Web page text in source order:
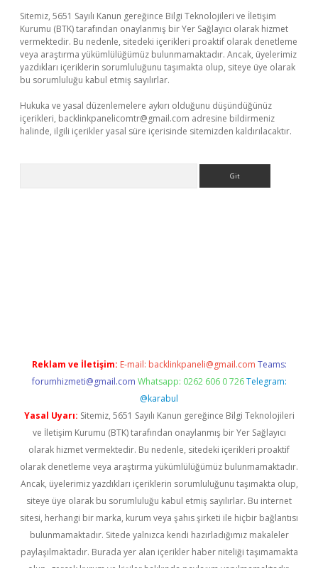
Sitemiz, 5651 Sayılı Kanun gereğince Bilgi Teknolojileri ve İletişim
Kurumu (BTK) tarafından onaylanmış bir Yer Sağlayıcı olarak hizmet
vermektedir. Bu nedenle, sitedeki içerikleri proaktif olarak denetleme
veya araştırma yükümlülüğümüz bulunmamaktadır. Ancak, üyelerimiz
yazdıkları içeriklerin sorumluluğunu taşımakta olup, siteye üye olarak
bu sorumluluğu kabul etmiş sayılırlar.
Hukuka ve yasal düzenlemelere aykırı olduğunu düşündüğünüz
içerikleri, backlinkpanelicomtr@gmail.com adresine bildirmeniz
halinde, ilgili içerikler yasal süre içerisinde sitemizden kaldırılacaktır.
Reklam ve İletişim: E-mail: backlinkpaneli@gmail.com Teams:
forumhizmeti@gmail.com Whatsapp: 0262 606 0 726 Telegram:
@karabul
Yasal Uyarı: Sitemiz, 5651 Sayılı Kanun gereğince Bilgi Teknolojileri
ve İletişim Kurumu (BTK) tarafından onaylanmış bir Yer Sağlayıcı
olarak hizmet vermektedir. Bu nedenle, sitedeki içerikleri proaktif
olarak denetleme veya araştırma yükümlülüğümüz bulunmamaktadır.
Ancak, üyelerimiz yazdıkları içeriklerin sorumluluğunu taşımakta olup,
siteye üye olarak bu sorumluluğu kabul etmiş sayılırlar. Bu internet
sitesi, herhangi bir marka, kurum veya şahıs şirketi ile hiçbir bağlantısı
bulunmamaktadır. Sitede yalnızca kendi hazırladığımız makaleler
paylaşılmaktadır. Burada yer alan içerikler haber niteliği taşımamakta